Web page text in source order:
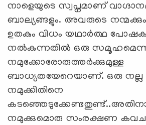
നാളെയുടെ സ്വപ്നമാണ്
ബാല്യങ്ങളും. അവരുടെ നന്മക്കും
ഉതകും വിധം യഥാർത്ഥ
നൽകുന്നതിൽ ഒരു സമൂഹമെന്ന
നമുക്കോരോരുത്തർക്കുമുള്ള
ബാധ്യതയേറെയാണ്. ഒരു നല്ല
നമുക്കിതിനെ
നമുക്കുമൊരു സംരക്ഷണ